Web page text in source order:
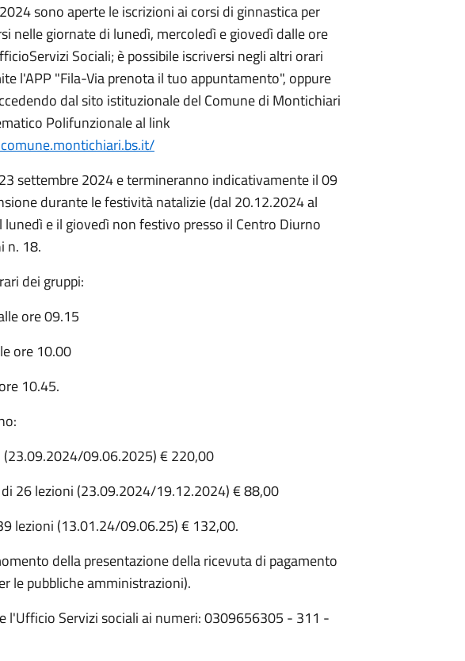
sono aperte le iscrizioni ai corsi di ginnastica per
nelle giornate di lunedì, mercoledì e giovedì dalle ore
Sociali; è possibile iscriversi negli altri orari
l'APP "Fila-Via prenota il tuo appuntamento", oppure
dal sito istituzionale del Comune di Montichiari
Polifunzionale al link
settembre 2024 e termineranno indicativamente il 09
durante le festività natalizie (dal 20.12.2024 al
e il giovedì non festivo presso il Centro Diurno
n. 18.
dei gruppi:
ore 09.15
ore 10.00
10.45.
09.06.2025) € 220,00
26 lezioni (23.09.2024/19.12.2024) € 88,00
lezioni (13.01.24/09.06.25) € 132,00.
della presentazione della ricevuta di pagamento
le pubbliche amministrazioni).
l'Ufficio Servizi sociali ai numeri: 0309656305 - 311 -